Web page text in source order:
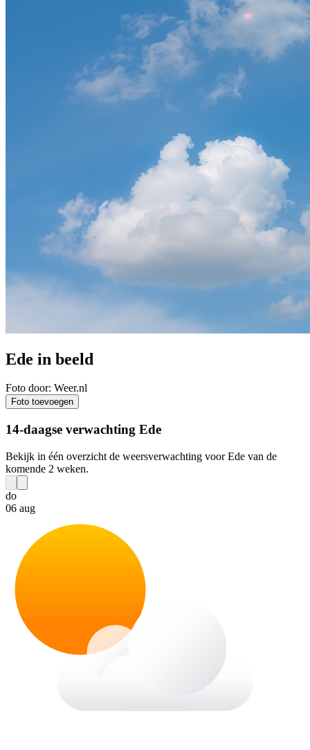
Ede in beeld
Foto door: Weer.nl
Foto toevoegen
14-daagse verwachting Ede
Bekijk in één overzicht de weersverwachting voor Ede van de
komende 2 weken.
do
06 aug